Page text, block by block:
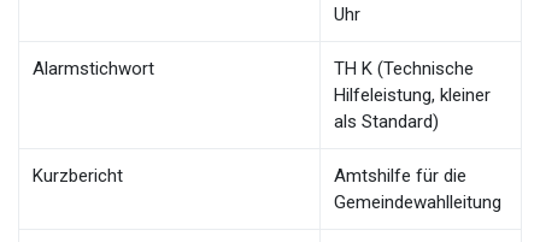
Uhr
Alarmstichwort
TH K (Technische
Hilfeleistung, kleiner
als Standard)
Kurzbericht
Amtshilfe für die
Gemeindewahlleitung